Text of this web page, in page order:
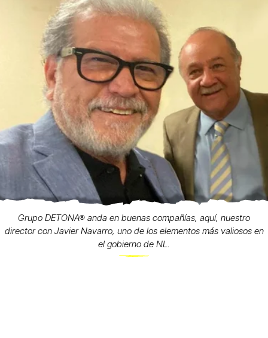
Grupo DETONA® anda en buenas compañías, aquí, nuestro
director con Javier Navarro, uno de los elementos más valiosos en
el gobierno de NL.